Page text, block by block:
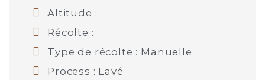
Altitude :
Récolte :
Type de récolte : Manuelle
Process : Lavé